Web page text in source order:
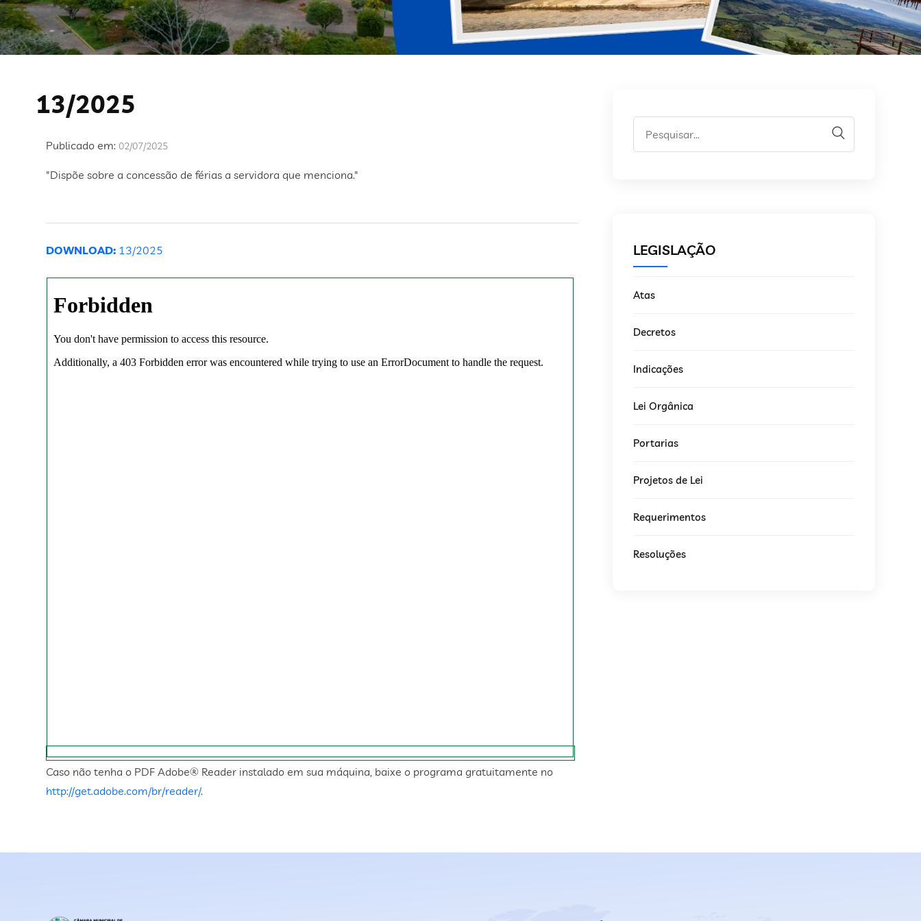
LEGISLAÇÃO
Atas
Decretos
Indicações
Lei Orgânica
Portarias
Projetos de Lei
Requerimentos
Resoluções
13/2025
Publicado em: 02/07/2025
"Dispõe sobre a concessão de férias a servidora que menciona."
DOWNLOAD: 13/2025
Caso não tenha o PDF Adobe® Reader instalado em sua máquina, baixe o programa gratuitamente no
http://get.adobe.com/br/reader/.